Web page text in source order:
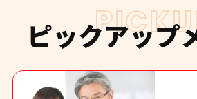
ピックアップ